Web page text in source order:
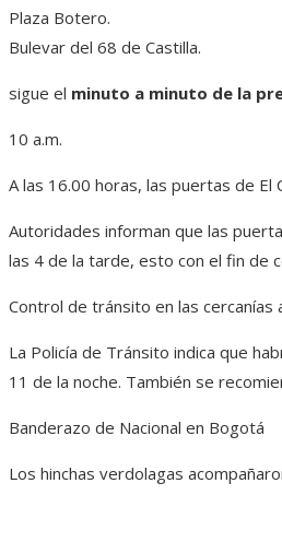
Plaza Botero.
Bulevar del 68 de Castilla.
sigue el minuto a minuto de la
10 a.m.
A las 16.00 horas, las puertas de El
Autoridades informan que las
las 4 de la tarde, esto con el fin de
Control de tránsito en las cercanías
La Policía de Tránsito indica que
11 de la noche. También se
Banderazo de Nacional en Bogotá
Los hinchas verdolagas